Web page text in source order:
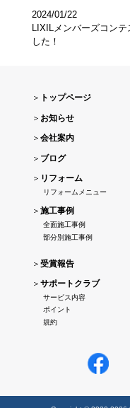
2024/01/22
LIXILメンバーズコン
した！
＞ トップページ
＞ お知らせ
＞ 会社案内
＞ ブログ
＞ リフォーム
リフォームメニュー
＞ 施工事例
全面施工事例
部分別施工事例
＞ 受賞報告
＞ サポートクラブ
サービス内容
ポイント
規約